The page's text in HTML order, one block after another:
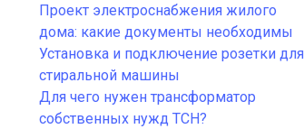
Проект электроснабжения жилого
дома: какие документы необходимы
Установка и подключение розетки для
стиральной машины
Для чего нужен трансформатор
собственных нужд ТСН?